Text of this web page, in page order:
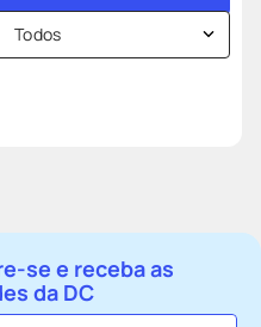
Todos
se e receba as
da DC